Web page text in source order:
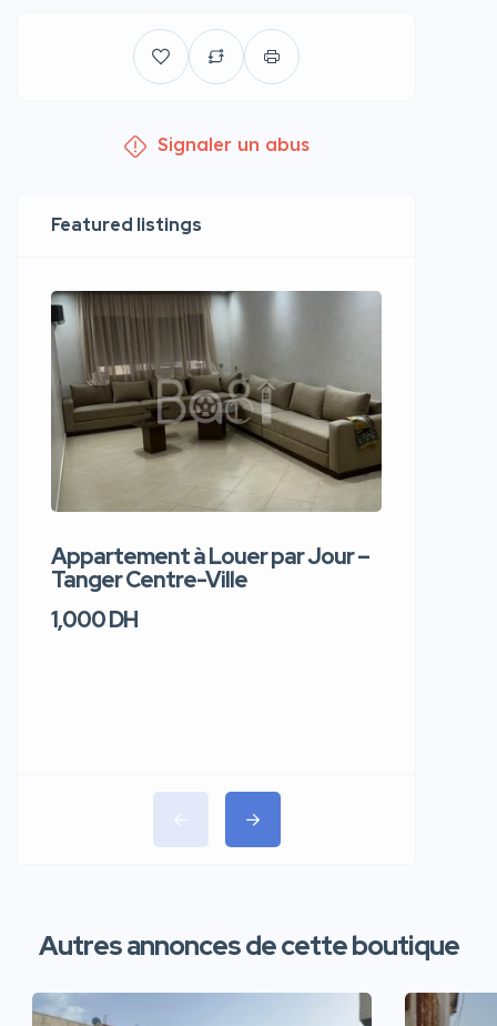
Signaler un abus
Featured listings
Appartement à Louer par Jour –
Tanger Centre-Ville
1,000 DH
Autres annonces de cette boutique